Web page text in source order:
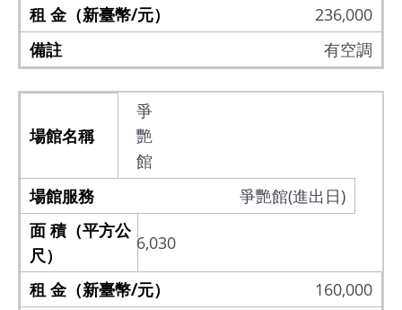
隱
私
權
及
網
安
政
策
236,000
有空調
爭
艷
館
爭艷館(進出日)
6,030
160,000